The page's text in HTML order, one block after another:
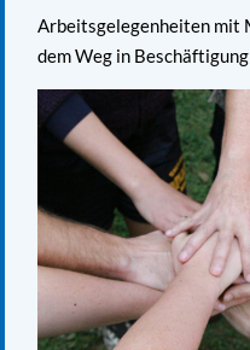
Arbeitsgelegenheiten mit
dem Weg in